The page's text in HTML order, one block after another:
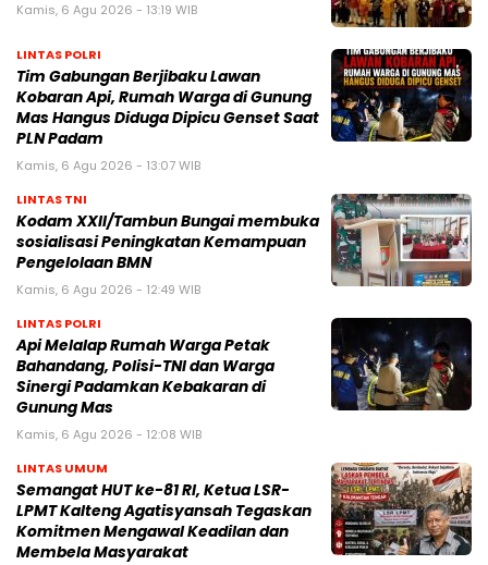
Kamis, 6 Agu 2026 - 13:19 WIB
LINTAS POLRI
Tim Gabungan Berjibaku Lawan
Kobaran Api, Rumah Warga di Gunung
Mas Hangus Diduga Dipicu Genset Saat
PLN Padam
Kamis, 6 Agu 2026 - 13:07 WIB
LINTAS TNI
Kodam XXII/Tambun Bungai membuka
sosialisasi Peningkatan Kemampuan
Pengelolaan BMN
Kamis, 6 Agu 2026 - 12:49 WIB
LINTAS POLRI
Api Melalap Rumah Warga Petak
Bahandang, Polisi-TNI dan Warga
Sinergi Padamkan Kebakaran di
Gunung Mas
Kamis, 6 Agu 2026 - 12:08 WIB
LINTAS UMUM
Semangat HUT ke-81 RI, Ketua LSR-
LPMT Kalteng Agatisyansah Tegaskan
Komitmen Mengawal Keadilan dan
Membela Masyarakat